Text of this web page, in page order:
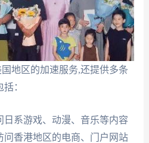
地区的加速服务,还提供多条
：
日系游戏、动漫、音乐等内容
问香港地区的电商、门户网站